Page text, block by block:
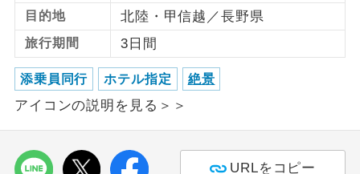
目的地 北陸・甲信越／長野県
旅行期間 3日間
添乗員同行 ホテル指定 絶景
アイコンの説明を見る＞＞
URLをコピー
おひとり様バ
ス2席利用
おひとり様でバス席を2席利⽤できま
す。